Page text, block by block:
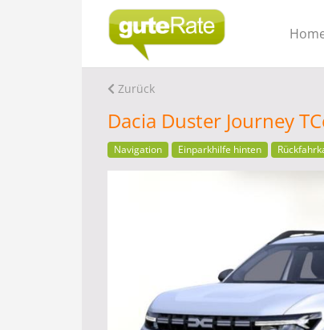
Zurück
Dacia Duster Journey
Navigation Einparkhilfe hinten